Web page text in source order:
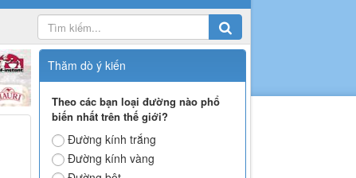
Thăm dò ý kiến
Theo các bạn loại đường nào phổ
biến nhất trên thế giới?
Đường kính trắng
Đường kính vàng